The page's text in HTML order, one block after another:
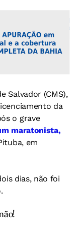
Salvador (CMS),
da
o grave
maratonista,
em
dias, não foi